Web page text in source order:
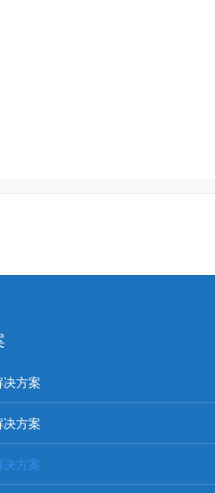
决方案
决方案
决方案